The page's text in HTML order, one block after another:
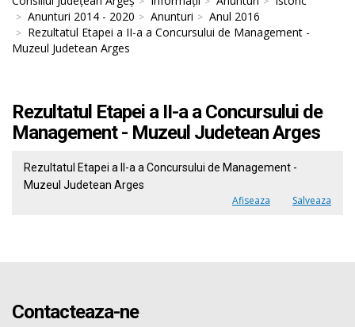
Anunturi 2014 - 2020
Anunturi
Anul 2016
Rezultatul Etapei a II-a a Concursului de Management -
Muzeul Judetean Arges
Rezultatul Etapei a II-a a Concursului de
Management - Muzeul Judetean Arges
Rezultatul Etapei a II-a a Concursului de Management -
Muzeul Judetean Arges
Afiseaza Salveaza
Contacteaza-ne